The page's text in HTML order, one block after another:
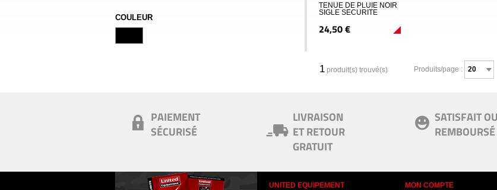
COULEUR
TENUE DE PLUIE NOIR
SIGLE SECURITE
24,50€
1produit(s) trouvé(s) Produits/page :
PAIEMENT
SÉCURISÉ
LIVRAISON
ET RETOUR
GRATUIT
SATISFAIT OU
REMBOURSÉ
UNITED EQUIPEMENT MON COMPTE